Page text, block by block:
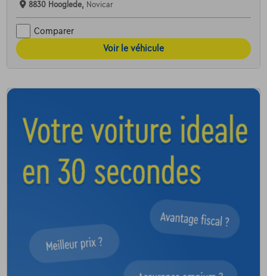
8830 Hooglede, Novicar
Comparer
Voir le véhicule